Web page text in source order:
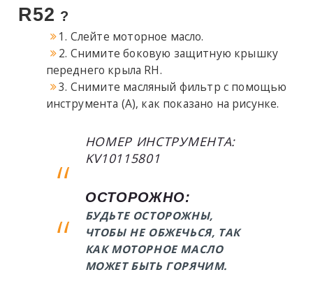
R52 ?
1. Слейте моторное масло.
2. Снимите боковую защитную крышку
переднего крыла RH.
3. Снимите масляный фильтр с помощью
инструмента (A), как показано на рисунке.
НОМЕР ИНСТРУМЕНТА:
KV10115801
ОСТОРОЖНО:
БУДЬТЕ ОСТОРОЖНЫ,
ЧТОБЫ НЕ ОБЖЕЧЬСЯ, ТАК
КАК МОТОРНОЕ МАСЛО
МОЖЕТ БЫТЬ ГОРЯЧИМ.